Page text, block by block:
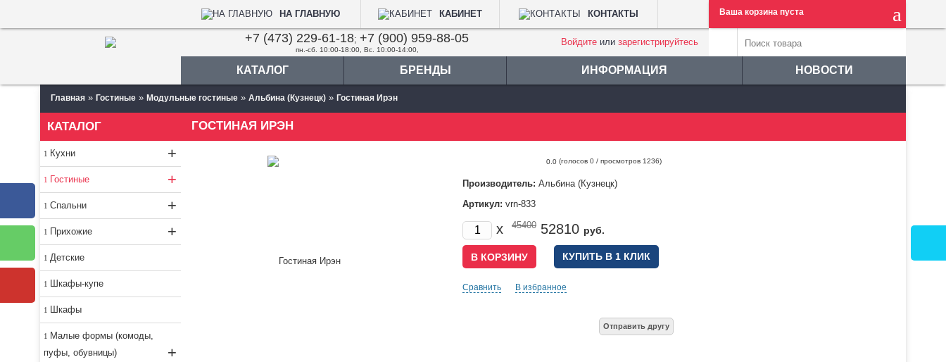
НА ГЛАВНУЮ КАБИНЕТ КОНТАКТЫ Ваша корзина пуста
+7 (473) 229-61-18; +7 (900) 959-88-05
пн.-сб. 10:00-18:00, Вс. 10:00-14:00,
Войдите или зарегистрируйтесь
КАТАЛОГ БРЕНДЫ ИНФОРМАЦИЯ НОВОСТИ
Главная » Гостиные » Модульные гостиные » Альбина (Кузнецк) » Гостиная Ирэн
КАТАЛОГ
Кухни +
Гостиные +
Спальни +
Прихожие +
Детские
Шкафы-купе
Шкафы
Малые формы (комоды,
пуфы, обувницы)
+
ГОСТИНАЯ ИРЭН
0.0 (голосов 0 / просмотров 1236)
Производитель: Альбина (Кузнецк)
Артикул: vrn-833
x 45400 52810 руб.
КУПИТЬ В 1 КЛИК
Сравнить В избранное